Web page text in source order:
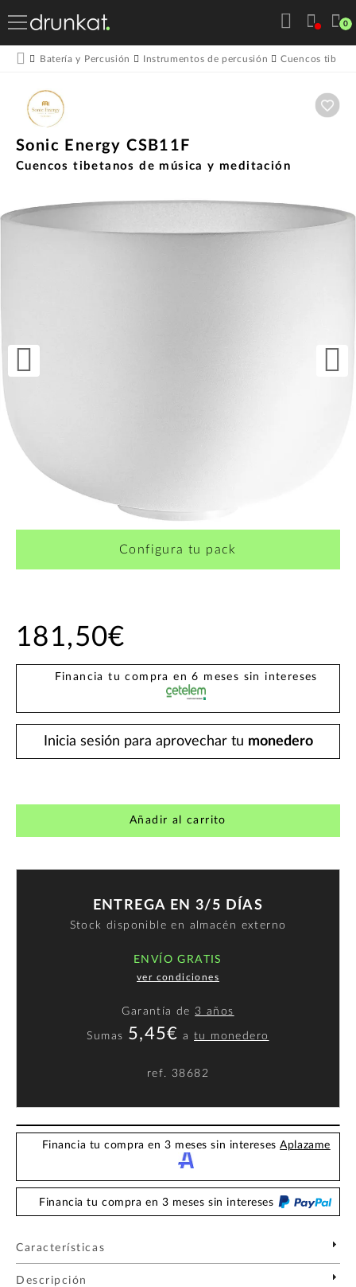
0
Batería y Percusión Instrumentos de percusión Cuencos
Sonic Energy CSB11F
Cuencos tibetanos de música y meditación
Configura tu pack
181,50€
Financia tu compra en 6 meses sin intereses
Inicia sesión para aprovechar tu monedero
Añadir al carrito
ENTREGA EN 3/5 DÍAS
Stock disponible en almacén externo
ENVÍO GRATIS
ver condiciones
Garantía de 3 años
Sumas 5,45€ atu monedero
ref. 38682
Financia tu compra en 3 meses sin interesesAplazame
Financia tu compra en 3 meses sin intereses
Características
Descripción